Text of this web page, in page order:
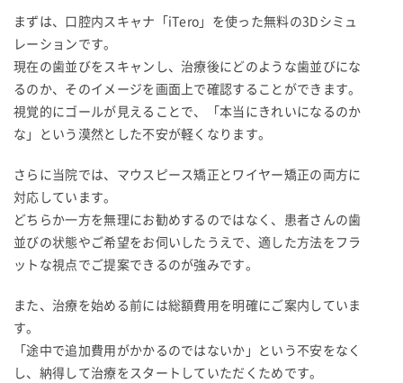
まずは、口腔内スキャナ「iTero」を使った無料の3Dシミュ
レーションです。
現在の歯並びをスキャンし、治療後にどのような歯並びにな
るのか、そのイメージを画面上で確認することができます。
視覚的にゴールが見えることで、「本当にきれいになるのか
な」という漠然とした不安が軽くなります。
さらに当院では、マウスピース矯正とワイヤー矯正の両方に
対応しています。
どちらか一方を無理にお勧めするのではなく、患者さんの歯
並びの状態やご希望をお伺いしたうえで、適した方法をフラ
ットな視点でご提案できるのが強みです。
また、治療を始める前には総額費用を明確にご案内していま
す。
「途中で追加費用がかかるのではないか」という不安をなく
し、納得して治療をスタートしていただくためです。